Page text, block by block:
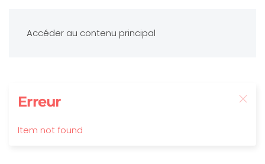
Accéder au contenu principal
Erreur
Item not found